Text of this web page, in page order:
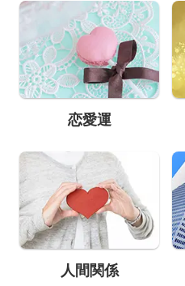
恋愛運
人間関係